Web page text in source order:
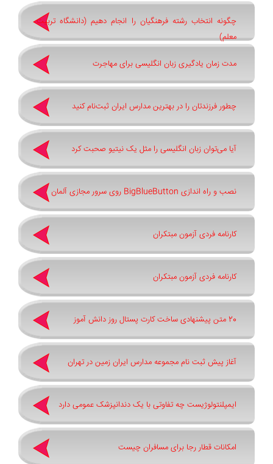
چگونه انتخاب رشته فرهنگیان را انجام دهیم (دانشگاه تربیت
معلم)
مدت زمان یادگیری زبان انگلیسی برای مهاجرت
چطور فرزندتان را در بهترین مدارس ایران ثبت‌نام کنید
آیا می‌توان زبان انگلیسی را مثل یک نیتیو صحبت کرد
نصب و راه اندازی BigBlueButton روی سرور مجازی آلمان
کارنامه فردی آزمون مبتکران
کارنامه فردی آزمون مبتکران
20 متن پیشنهادی ساخت کارت پستال روز دانش آموز
آغاز پیش ثبت‌ نام مجموعه مدارس ایران زمین در تهران
ایمپلنتولوژیست چه تفاوتی با یک دندانپزشک عمومی دارد
امکانات قطار رجا برای مسافران چیست